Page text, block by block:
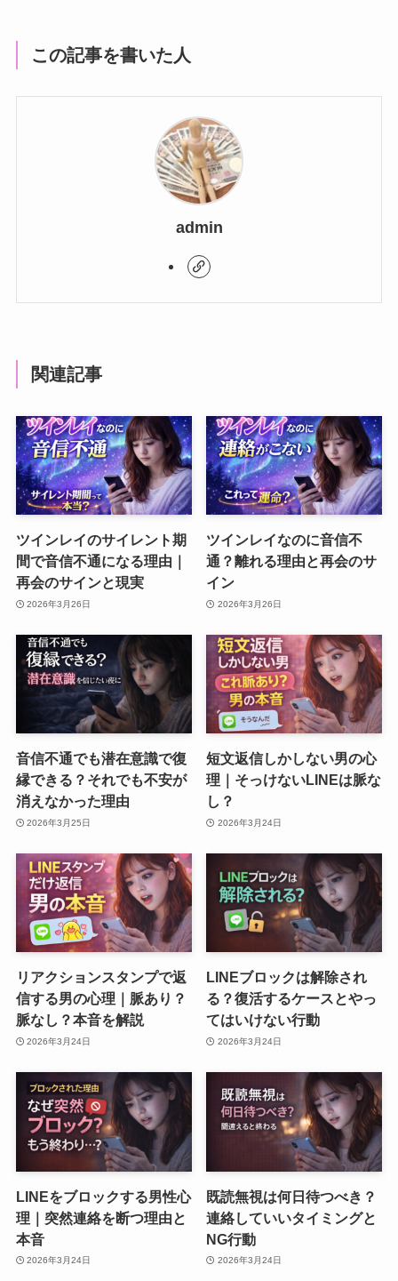
この記事を書いた人
admin
関連記事
ツインレイのサイレント期
間で音信不通になる理由｜
再会のサインと現実
2026年3月26日
ツインレイなのに音信不
通？離れる理由と再会のサ
イン
2026年3月26日
音信不通でも潜在意識で復
縁できる？それでも不安が
消えなかった理由
2026年3月25日
短文返信しかしない男の心
理｜そっけないLINEは脈な
し？
2026年3月24日
リアクションスタンプで返
信する男の心理｜脈あり？
脈なし？本音を解説
2026年3月24日
LINEブロックは解除され
る？復活するケースとやっ
てはいけない行動
2026年3月24日
LINEをブロックする男性心
理｜突然連絡を断つ理由と
本音
2026年3月24日
既読無視は何日待つべき？
連絡していいタイミングと
NG行動
2026年3月24日